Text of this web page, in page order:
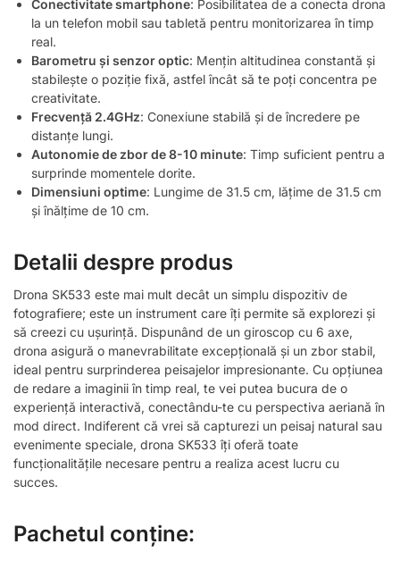
Conectivitate smartphone: Posibilitatea de a conecta drona
la un telefon mobil sau tabletă pentru monitorizarea în timp
real.
Barometru și senzor optic: Mențin altitudinea constantă și
stabilește o poziție fixă, astfel încât să te poți concentra pe
creativitate.
Frecvență 2.4GHz: Conexiune stabilă și de încredere pe
distanțe lungi.
Autonomie de zbor de 8-10 minute: Timp suficient pentru a
surprinde momentele dorite.
Dimensiuni optime: Lungime de 31.5 cm, lățime de 31.5 cm
și înălțime de 10 cm.
Detalii despre produs
Drona SK533 este mai mult decât un simplu dispozitiv de
fotografiere; este un instrument care îți permite să explorezi și
să creezi cu ușurință. Dispunând de un giroscop cu 6 axe,
drona asigură o manevrabilitate excepțională și un zbor stabil,
ideal pentru surprinderea peisajelor impresionante. Cu opțiunea
de redare a imaginii în timp real, te vei putea bucura de o
experiență interactivă, conectându-te cu perspectiva aeriană în
mod direct. Indiferent că vrei să capturezi un peisaj natural sau
evenimente speciale, drona SK533 îți oferă toate
funcționalitățile necesare pentru a realiza acest lucru cu
succes.
Pachetul conține: